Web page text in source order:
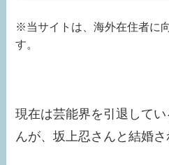
※当サイトは、海外在住者に
す。
現在は芸能界を引退して
んが、坂上忍さんと結婚さ